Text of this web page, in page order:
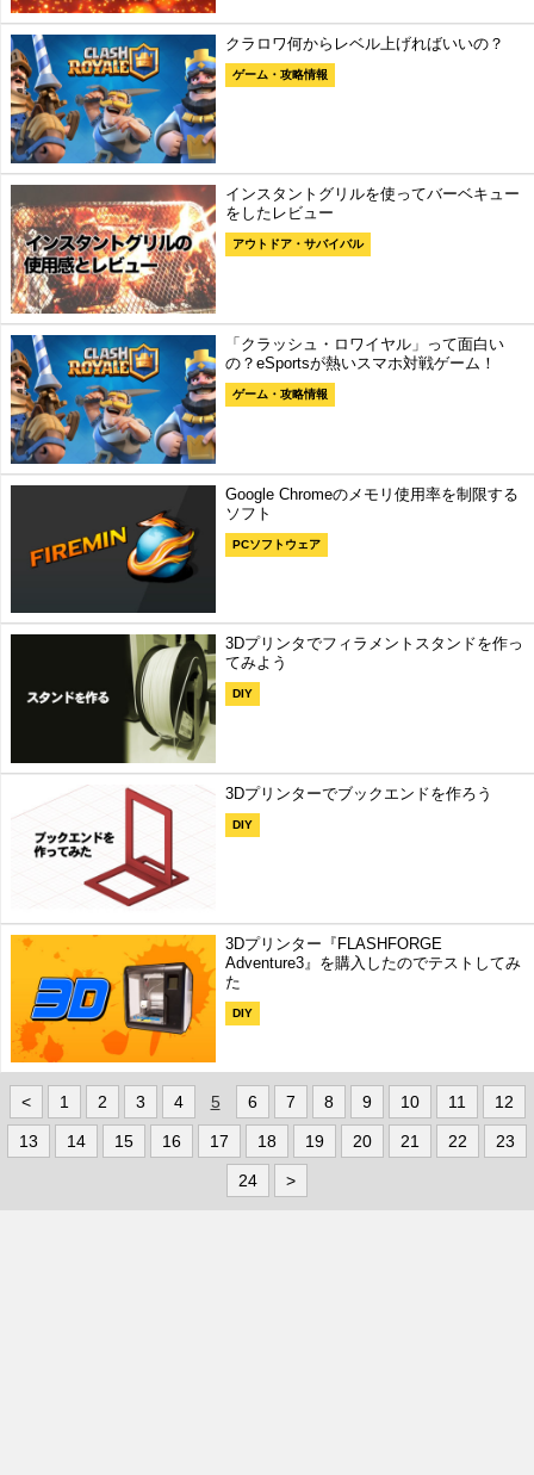
クラロワ何からレベル上げればいいの？
ゲーム・攻略情報
インスタントグリルを使ってバーベキュー
をしたレビュー
アウトドア・サバイバル
「クラッシュ・ロワイヤル」って面白い
の？eSportsが熱いスマホ対戦ゲーム！
ゲーム・攻略情報
Google Chromeのメモリ使用率を制限する
ソフト
PCソフトウェア
3Dプリンタでフィラメントスタンドを作っ
てみよう
DIY
3Dプリンターでブックエンドを作ろう
DIY
3Dプリンター『FLASHFORGE
Adventure3』を購入したのでテストしてみ
た
DIY
< 1 2 3 4 5 6 7 8 9 10 11 12
13 14 15 16 17 18 19 20 21 22 23
24 >